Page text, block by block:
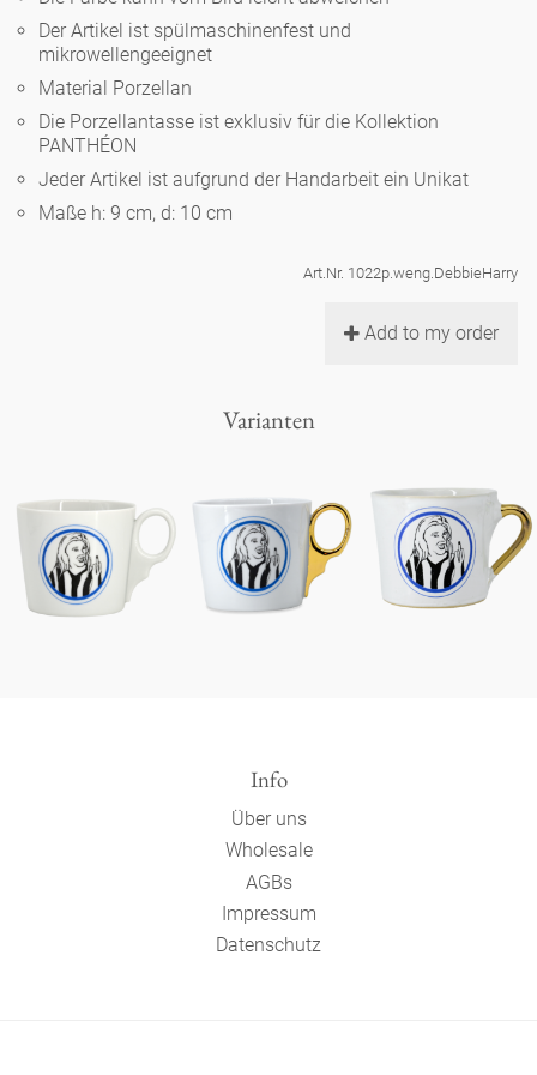
Porzellan
Ozean
klassische Musiker
zeitgenössische Musiker
Espressotassen 'Glam'
Runde Teller - weiß
Ovale Teller - weiß
Runde Teller 'de Luxe'
Tiefe Teller - weiß
Ovale Teller 'de Luxe'
Lange Teller 'de Luxe'
Noël
Teekanne
Vasen 'de Luxe'
Fressnapf
Goldener Käfig
Korb 'de Luxe'
Schalen 'de Luxe'
Hände und Füße
Bad
Schnickschnack
Räucherstäbchenhalter
Unpraktisch
Spielen
Dies & Das
Buchstaben
Besteck
Schachspiel Alice
Porzellanfiguren
Alices Schachspiel 'de Luxe'
noch mehr Figuren
Berliner Duft
Der Artikel ist spülmaschinenfest und
mikrowellengeeignet
Material Porzellan
Die Porzellantasse ist exklusiv für die Kollektion
PANTHÉON
Jeder Artikel ist aufgrund der Handarbeit ein Unikat
Maße h: 9 cm, d: 10 cm
Art.Nr. 1022p.weng.DebbieHarry
Add to my order
Varianten
Info
Über uns
Wholesale
AGBs
Impressum
Datenschutz